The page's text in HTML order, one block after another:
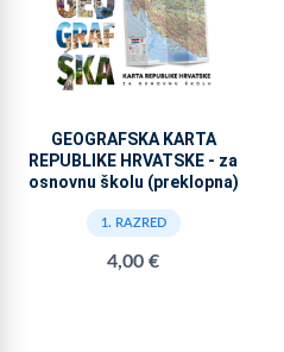
GEOGRAFSKA KARTA
REPUBLIKE HRVATSKE - za
osnovnu školu (preklopna)
1. RAZRED
4,00 €